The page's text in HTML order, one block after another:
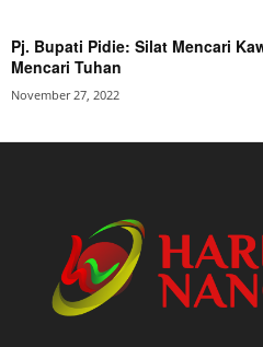
Pj. Bupati Pidie: Silat Mencari
Mencari Tuhan
November 27, 2022